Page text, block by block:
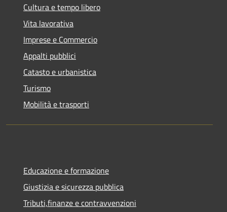
Cultura e tempo libero
Vita lavorativa
Imprese e Commercio
Appalti pubblici
Catasto e urbanistica
Turismo
Mobilità e trasporti
Educazione e formazione
Giustizia e sicurezza pubblica
Tributi,finanze e contravvenzioni